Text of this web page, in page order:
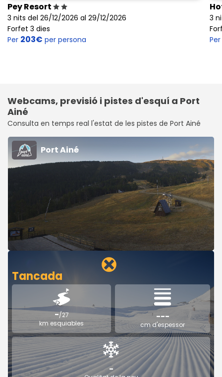
Pey Resort
3 nits del 26/12/2026 al 29/12/2026
Forfet 3 dies
Per 203€ per persona
3
Per
Webcams, previsió i pistes d'esquí a Port
Ainé
Consulta en temps real l'estat de les pistes de Port Ainé
Port Ainé
Tancada
-/27
km esquiables
---
cm d'espessor
-